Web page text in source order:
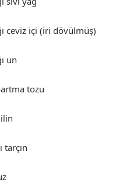
ceviz içi (iri dövülmüş)
un
tozu
tarçın